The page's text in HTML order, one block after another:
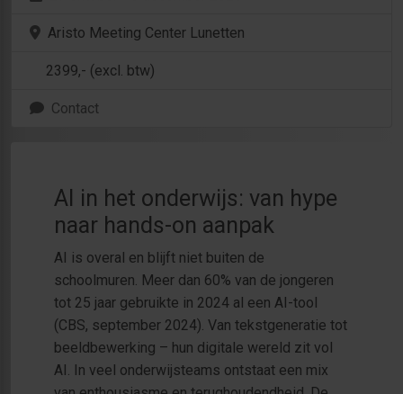
Aristo Meeting Center Lunetten
2399,- (excl. btw)
Contact
AI in het onderwijs: van hype
naar hands-on aanpak
AI is overal en blijft niet buiten de
schoolmuren. Meer dan 60% van de jongeren
tot 25 jaar gebruikte in 2024 al een AI-tool
(CBS, september 2024). Van tekstgeneratie tot
beeldbewerking – hun digitale wereld zit vol
AI. In veel onderwijsteams ontstaat een mix